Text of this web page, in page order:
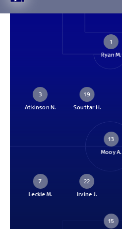
1
Ryan M.
3
Atkinson N.
19
Souttar H.
13
Mooy A.
7
Leckie M.
22
Irvine J.
15